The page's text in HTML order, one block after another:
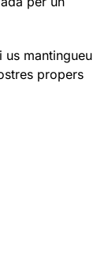
us mantingueu
propers